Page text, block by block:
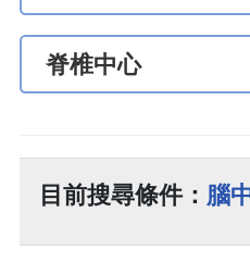
脊椎中心
目前搜尋條件： 腦